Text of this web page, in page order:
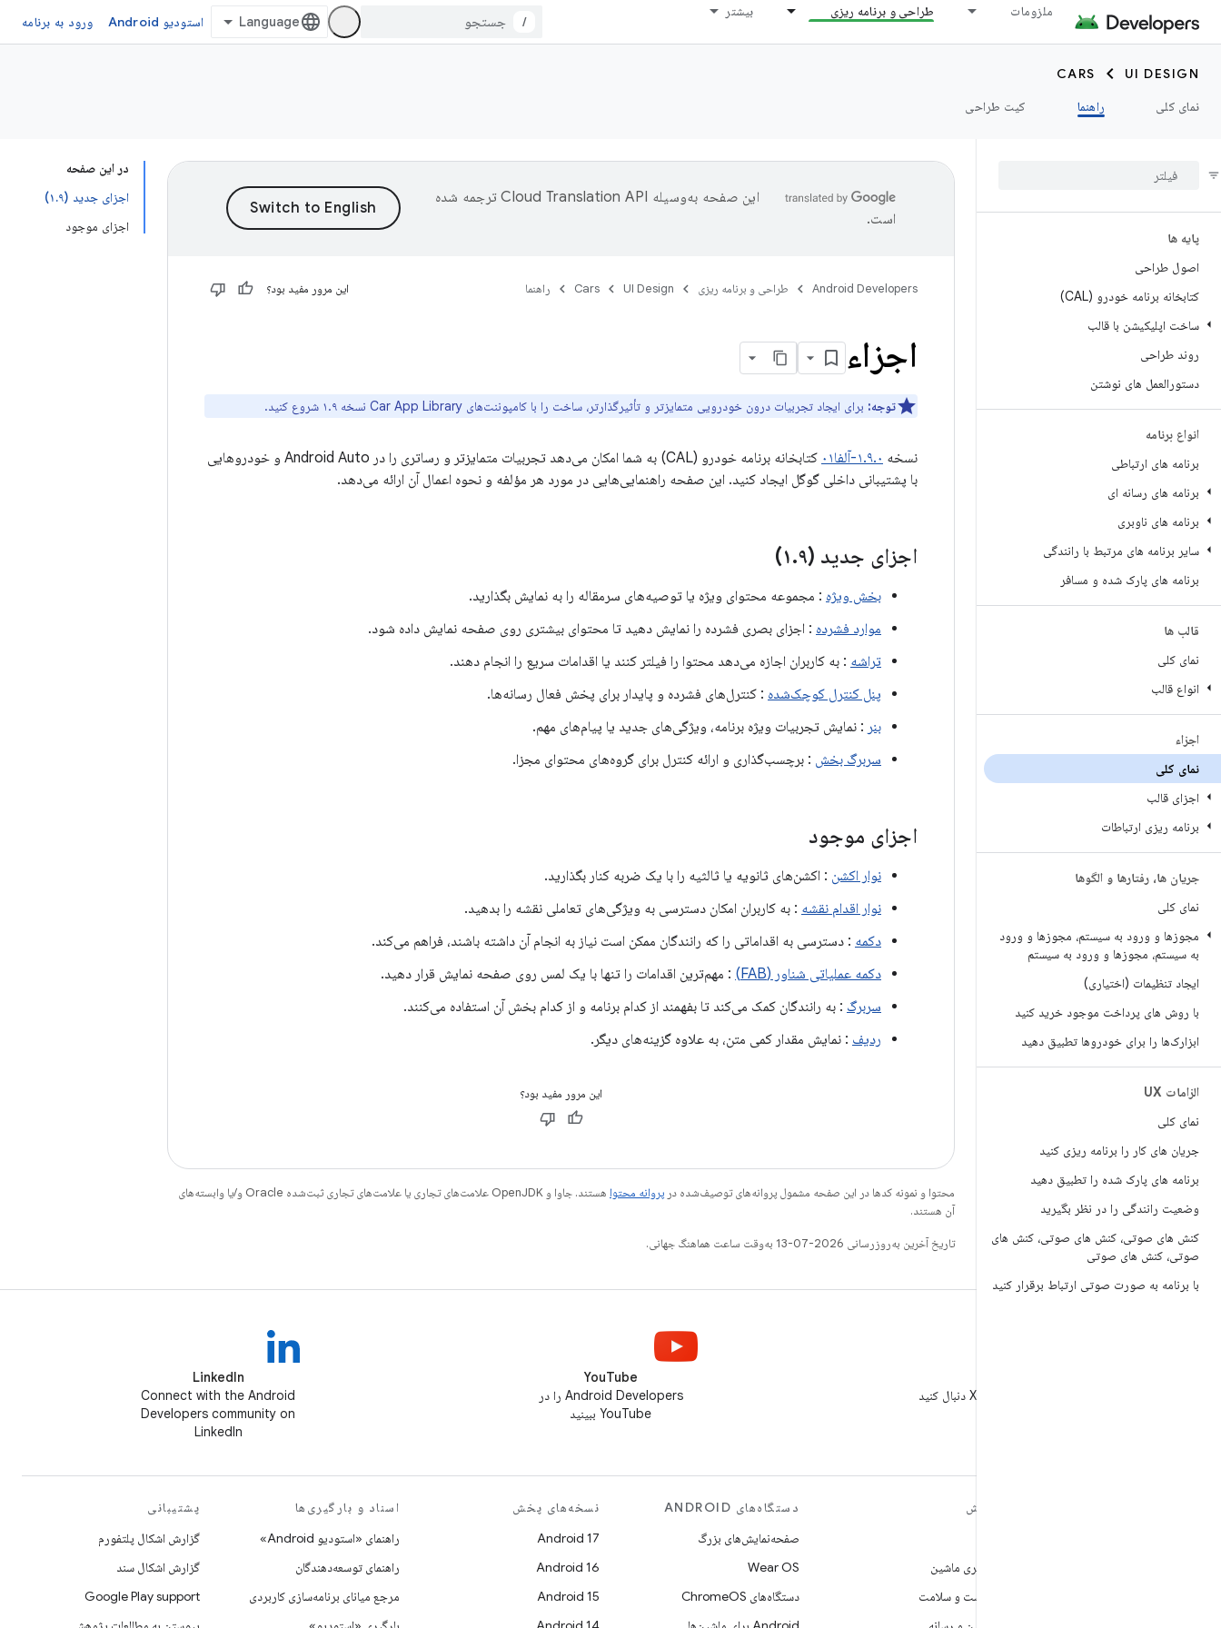
ملزومات طراحی و برنامه ریزی بیشتر
/ استودیو Android ورود به برنامه
UI DESIGN
CARS
نمای کلی
راهنما کیت طراحی
پایه ها
اصول طراحی
کتابخانه برنامه خودرو (CAL)
ساخت اپلیکیشن با قالب
روند طراحی
دستورالعمل های نوشتن
انواع برنامه
برنامه های ارتباطی
برنامه های رسانه ای
برنامه های ناوبری
سایر برنامه های مرتبط با رانندگی
برنامه های پارک شده و مسافر
قالب ها
نمای کلی
انواع قالب
اجزاء
نمای کلی
اجزای قالب
برنامه ریزی ارتباطات
جریان ها، رفتارها و الگوها
نمای کلی
مجوزها و ورود به سیستم، مجوزها و ورود
به سیستم، مجوزها و ورود به سیستم
ایجاد تنظیمات (اختیاری)
با روش های پرداخت موجود خرید کنید
ابزارک‌ها را برای خودروها تطبیق دهید
الزامات UX
نمای کلی
جریان های کار را برنامه ریزی کنید
برنامه های پارک شده را تطبیق دهید
وضعیت رانندگی را در نظر بگیرید
کنش های صوتی، کنش های صوتی، کنش های
صوتی، کنش های صوتی
با برنامه به صورت صوتی ارتباط برقرار کنید
در این صفحه
اجزای جدید (۱.۹)
اجزای موجود
این صفحه به‌وسیله
ترجمه شده
است.
Android Developers طراحی و برنامه ریزی UI Design
Cars راهنما این مرور مفید بود؟
اجزاء
توجه: برای ایجاد تجربیات درون خودرویی متمایزتر و تأثیرگذارتر، ساخت را با کامپوننت‌های Car App Library نسخه ۱.۹ شروع کنید.
نسخه ۱.۹.۰-آلفا۰۱
کتابخانه برنامه خودرو (CAL) به شما امکان می‌دهد تجربیات متمایزتر و رساتری را در Android Auto و خودروهایی
با پشتیبانی داخلی گوگل ایجاد کنید. این صفحه راهنمایی‌هایی در مورد هر مؤلفه و نحوه اعمال آن ارائه می‌دهد.
اجزای جدید (۱ .۹)
بخش ویژه : مجموعه محتوای ویژه یا توصیه‌های سرمقاله را به نمایش بگذارید.
موارد فشرده : اجزای بصری فشرده را نمایش دهید تا محتوای بیشتری روی صفحه نمایش داده شود.
تراشه : به کاربران اجازه می‌دهد محتوا را فیلتر کنند یا اقدامات سریع را انجام دهند.
پنل کنترل کوچک‌شده : کنترل‌های فشرده و پایدار برای پخش فعال رسانه‌ها.
بنر : نمایش تجربیات ویژه برنامه، ویژگی‌های جدید یا پیام‌های مهم.
سربرگ بخش : برچسب‌گذاری و ارائه کنترل برای گروه‌های محتوای مجزا.
اجزای موجود
نوار اکشن : اکشن‌های ثانویه یا ثالثیه را با یک ضربه کنار بگذارید.
نوار اقدام نقشه : به کاربران امکان دسترسی به ویژگی‌های تعاملی نقشه را بدهید.
دکمه : دسترسی به اقداماتی را که رانندگان ممکن است نیاز به انجام آن داشته باشند، فراهم می‌کند.
دکمه عملیاتی شناور (FAB)
: مهم‌ترین اقدامات را تنها با یک لمس روی صفحه نمایش قرار دهید.
سربرگ : به رانندگان کمک می‌کند تا بفهمند از کدام برنامه و از کدام بخش آن استفاده می‌کنند.
ردیف : نمایش مقدار کمی متن، به علاوه گزینه‌های دیگر.
این مرور مفید بود؟
محتوا و نمونه کدها در این صفحه مشمول پروانه‌های توصیف‌شده در پروانه محتوا
هستند. جاوا و OpenJDK علامت‌های تجاری یا علامت‌های تجاری ثبت‌شده Oracle و/یا وابسته‌های
آن هستند.
تاریخ آخرین به‌روزرسانی 2026-07-13 به‌وقت ساعت هماهنگ جهانی.
YouTube
Android Developers را در
YouTube ببینید
LinkedIn
Connect with the Android
Developers community on
LinkedIn
کاوش
یادگیری ماشین
بهداشت و سلامت
دستگاه‌های ANDROID
صفحه‌نمایش‌های بزرگ
Wear OS
دستگاه‌های ChromeOS
نسخه‌های پخش
Android 17
Android 16
Android 15
اسناد و بارگیری‌ها
راهنمای «استودیو Android»
راهنمای توسعه‌دهندگان
مرجع میانای برنامه‌سازی کاربردی
پشتیبانی
گزارش اشکال پلتفورم
گزارش اشکال سند
Google Play support